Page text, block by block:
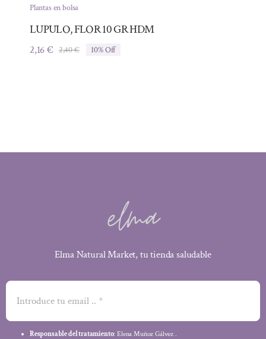
Plantas en bolsa
LUPULO, FLOR 10 GR HDM
2,40€El
2,16€
El
10% Off
Elma Natural Market, tu tienda saludable
Responsable del tratamiento: Elena Muñoz Gálvez .